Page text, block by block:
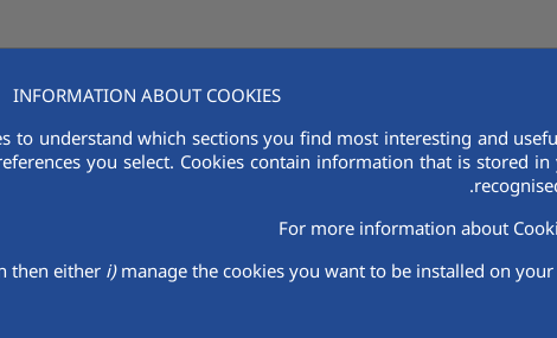
INFORMATION ABOUT COOKIES
to understand which sections you find most interesting and
you select. Cookies contain information that is stored
For more information about
then either i)manage the cookies you want to be installed on
اكواليا أكواليا في منطقة الشرق الأوسط وشمال أفريقيا الباعة بحث وتطوير
الأوسط وشمال أفريقيا